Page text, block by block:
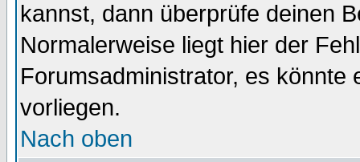
kannst, dann überprüfe deinen
Normalerweise liegt hier der
Forumsadministrator, es könnte
vorliegen.
Nach oben